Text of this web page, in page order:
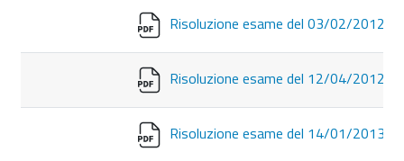
Risoluzione esame del 03/02/2012
Risoluzione esame del 12/04/2012
Risoluzione esame del 14/01/2013